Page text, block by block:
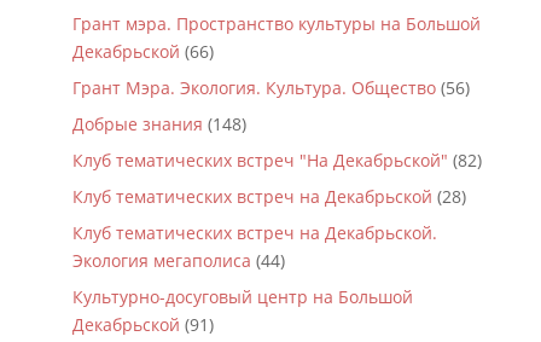
Грант мэра. Пространство культуры на Большой
Декабрьской (66)
Грант Мэра. Экология. Культура. Общество(56)
Добрые знания (148)
Клуб тематических встреч "На Декабрьской" (82)
Клуб тематических встреч на Декабрьской (28)
Клуб тематических встреч на Декабрьской.
Экология мегаполиса (44)
Культурно-досуговый центр на Большой
Декабрьской (91)